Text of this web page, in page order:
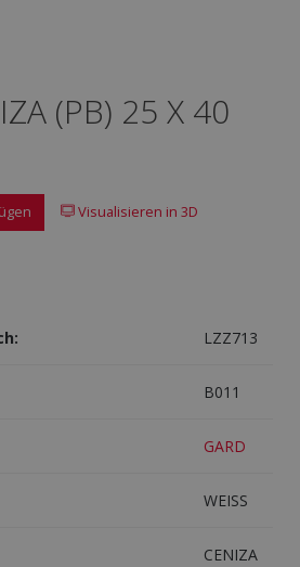
(PB) 25 X 40
Visualisieren in 3D
LZZ713
B011
GARD
WEISS
CENIZA